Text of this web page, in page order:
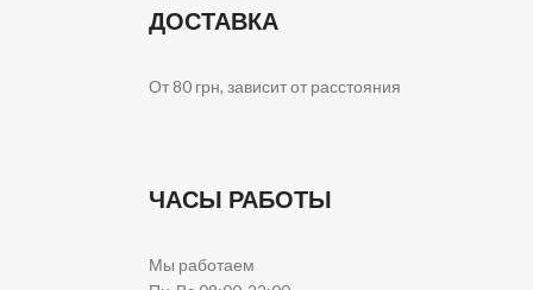
ДОСТАВКА
От 80 грн, зависит от расстояния
ЧАСЫ РАБОТЫ
Мы работаем